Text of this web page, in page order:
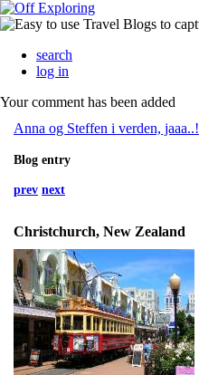
search
log in
Your comment has been added
Anna og Steffen i verden, jaaa..!
Blog entry
prev next
Christchurch, New Zealand